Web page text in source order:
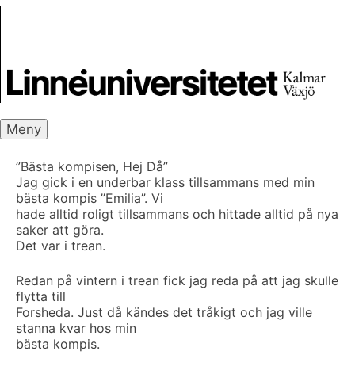
Meny
”Bästa kompisen, Hej Då”
Jag gick i en underbar klass tillsammans med min
bästa kompis ”Emilia”. Vi
hade alltid roligt tillsammans och hittade alltid på nya
saker att göra.
Det var i trean.
Redan på vintern i trean fick jag reda på att jag skulle
flytta till
Forsheda. Just då kändes det tråkigt och jag ville
stanna kvar hos min
bästa kompis.